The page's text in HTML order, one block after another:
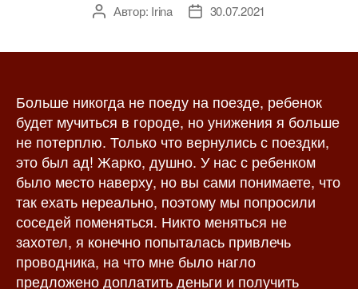
А
з
а
и
с
и
Автор: Irina
Д
а
п
с
и
30.07.2021
Больше никогда не поеду на поезде, ребенок
будет мучиться в городе, но унижения я больше
не потерплю. Только что вернулись с поездки,
это был ад! Жарко, душно. У нас с ребенком
было место наверху, но вы сами понимаете, что
так ехать нереально, поэтому мы попросили
соседей поменяться. Никто меняться не
захотел, я конечно попыталась привлечь
проводника, на что мне было нагло
предложено доплатить деньги и получить